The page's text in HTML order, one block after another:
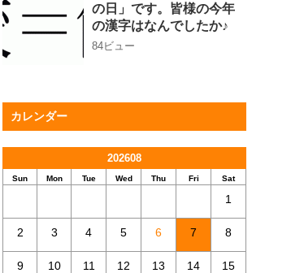
の日」です。皆様の今年
の漢字はなんでしたか♪
84ビュー
カレンダー
202608
Sun Mon Tue Wed Thu Fri Sat
1
2 3 4 5 6 7 8
9 10 11 12 13 14 15